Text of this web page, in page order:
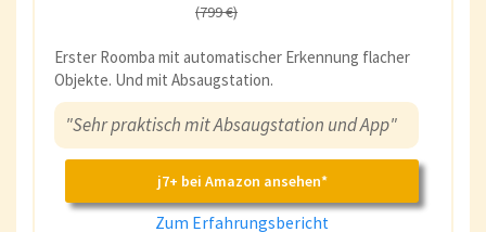
(799 €)
Erster Roomba mit automatischer Erkennung flacher
Objekte. Und mit Absaugstation.
"Sehr praktisch mit Absaugstation und App"
j7+ bei Amazon ansehen*
Zum Erfahrungsbericht